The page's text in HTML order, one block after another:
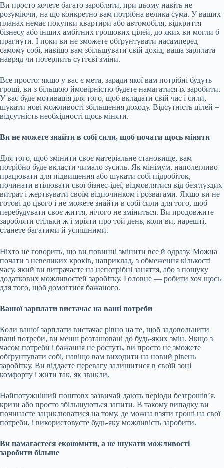
Ви просто хочете багато заробляти, при цьому навіть не
розуміючи, на що конкретно вам потрібна велика сума. У ваших
планах немає покупки квартири або автомобіля, відкриття
бізнесу або інших амбітних грошових цілей, до яких ви могли б
прагнути. І поки ви не зможете обґрунтувати насамперед
самому собі, навіщо вам збільшувати свій дохід, ваша зарплата
навряд чи потерпить суттєві зміни.
Все просто: якщо у вас є мета, заради якої вам потрібні будуть
гроші, ви з більшою ймовірністю будете намагатися їх заробити.
У вас буде мотивація для того, щоб вкладати свій час і сили,
шукати нові можливості збільшення доходу. Відсутність цілей =
відсутність необхідності щось міняти.
Ви не можете знайти в собі сили, щоб почати щось міняти
Для того, щоб змінити своє матеріальне становище, вам
потрібно буде вкласти чимало зусиль. Як мінімум, наполегливо
працювати для підвищення або шукати собі підробіток,
починати втілювати свої бізнес-ідеї, відмовлятися від безглуздих
витрат і жертвувати своїм відпочинком і розвагами. Якщо ви не
готові до цього і не можете знайти в собі сили для того, щоб
перебудувати своє життя, нічого не зміниться. Ви продовжите
заробляти стільки ж і мріяти про той день, коли ви, нарешті,
станете багатими й успішними.
Ніхто не говорить, що ви повинні змінити все й одразу. Можна
почати з невеликих кроків, наприклад, з обмеження кількості
часу, який ви витрачаєте на непотрібні заняття, або з пошуку
додаткових можливостей заробітку. Головне — робити хоч щось
для того, щоб домогтися бажаного.
Вашої зарплати вистачає на ваші потреби
Коли вашої зарплати вистачає рівно на те, щоб задовольнити
ваші потреби, ви менш розташовані до будь-яких змін. Якщо з
часом потреби і бажання не ростуть, ви просто не зможете
обґрунтувати собі, навіщо вам виходити на новий рівень
заробітку. Ви віддаєте перевагу залишитися в своїй зоні
комфорту і жити так, як звикли.
Найпотужніший поштовх зазвичай дають періоди безгрошів’я,
кризи або просто збільшуються запити. В такому випадку ви
починаєте зациклюватися на тому, де можна взяти гроші на свої
потреби, і використовуєте будь-яку можливість заробити.
Ви намагаєтеся економити, а не шукати можливості
заробити більше